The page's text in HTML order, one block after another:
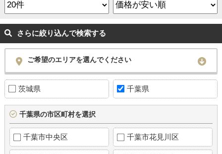
さらに絞り込んで検索する
ご希望のエリアを選んでください
茨城県 千葉県
千葉県の市区町村を選択
千葉市中央区 千葉市花見川区